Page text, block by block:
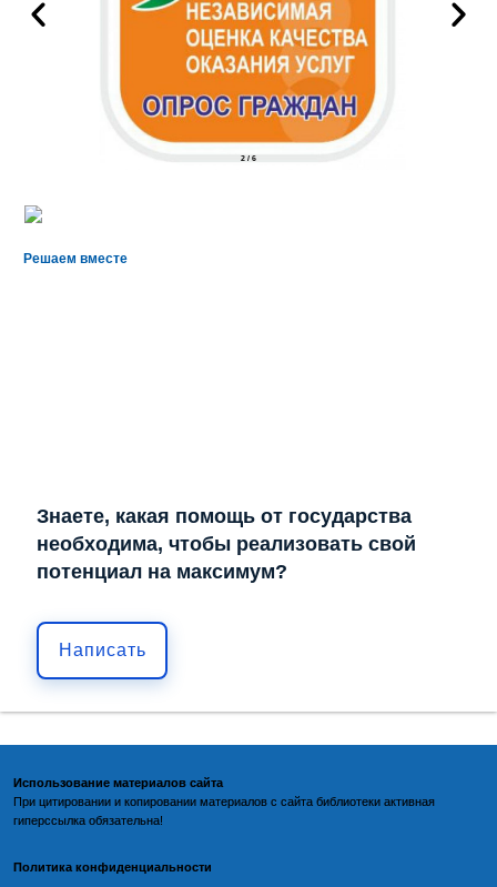
2 / 6
Решаем вместе
Знаете, какая помощь от государства
необходима, чтобы реализовать свой
потенциал на максимум?
Написать
Использование материалов сайта
При цитировании и копировании материалов с сайта библиотеки активная
гиперссылка обязательна!
Политика конфиденциальности